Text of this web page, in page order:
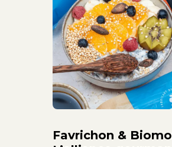
Favrichon &